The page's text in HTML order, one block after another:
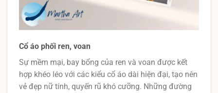
Cổ áo phối ren, voan
Sự mềm mại, bay bổng của ren và voan được kết
hợp khéo léo với các kiểu cổ áo dài hiện đại, tạo nên
vẻ đẹp nữ tính, quyến rũ khó cưỡng. Những đường